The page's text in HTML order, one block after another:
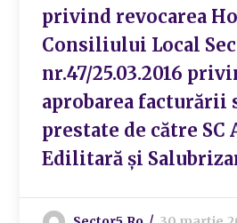
privind revocarea
Consiliului Local
nr.47/25.03.2016
aprobarea
prestate de către SC
Edilitară și